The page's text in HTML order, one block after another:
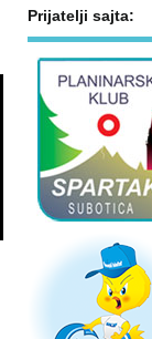
Prijatelji sajta: